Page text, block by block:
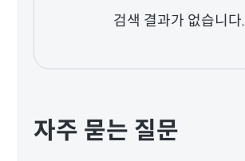
검색 결과가 없습니다.
자주 묻는 질문